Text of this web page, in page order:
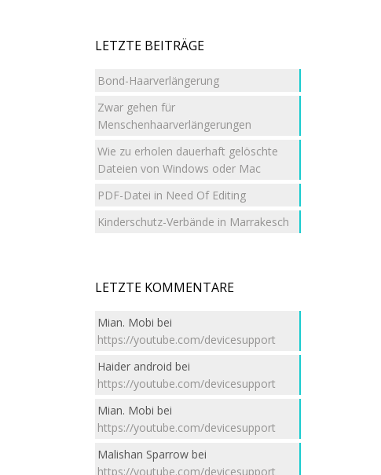
LETZTE BEITRÄGE
Bond-Haarverlängerung
Zwar gehen für
Menschenhaarverlängerungen
Wie zu erholen dauerhaft gelöschte
Dateien von Windows oder Mac
PDF-Datei in Need Of Editing
Kinderschutz-Verbände in Marrakesch
LETZTE KOMMENTARE
Mian. Mobi bei
https://youtube.com/devicesupport
Haider android bei
https://youtube.com/devicesupport
Mian. Mobi bei
https://youtube.com/devicesupport
Malishan Sparrow bei
https://youtube.com/devicesupport